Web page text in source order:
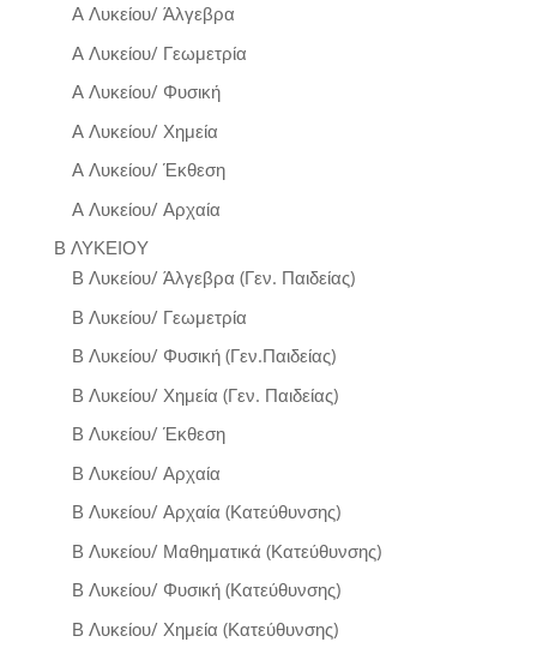
Α Λυκείου/ Άλγεβρα
Α Λυκείου/ Γεωμετρία
Α Λυκείου/ Φυσική
Α Λυκείου/ Χημεία
Α Λυκείου/ Έκθεση
Α Λυκείου/ Αρχαία
Β ΛΥΚΕΙΟΥ
Β Λυκείου/ Άλγεβρα (Γεν. Παιδείας)
Β Λυκείου/ Γεωμετρία
Β Λυκείου/ Φυσική (Γεν.Παιδείας)
Β Λυκείου/ Χημεία (Γεν. Παιδείας)
Β Λυκείου/ Έκθεση
Β Λυκείου/ Αρχαία
Β Λυκείου/ Αρχαία (Κατεύθυνσης)
Β Λυκείου/ Μαθηματικά (Κατεύθυνσης)
Β Λυκείου/ Φυσική (Κατεύθυνσης)
Β Λυκείου/ Χημεία (Κατεύθυνσης)